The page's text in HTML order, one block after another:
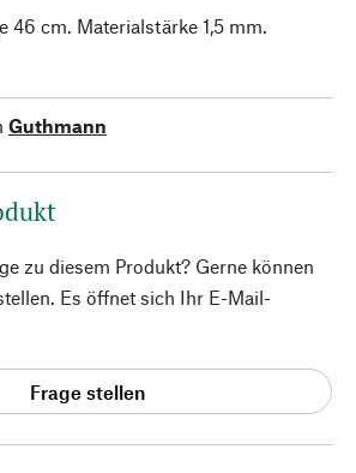
46 cm. Materialstärke 1,5 mm.
Guthmann
zu diesem Produkt? Gerne können
Es öffnet sich Ihr E-Mail-
Frage stellen